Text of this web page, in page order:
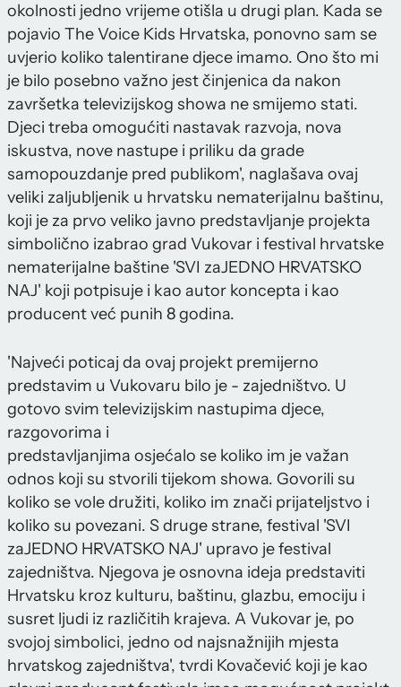
okolnosti jedno vrijeme otišla u drugi plan. Kada se
pojavio The Voice Kids Hrvatska, ponovno sam se
uvjerio koliko talentirane djece imamo. Ono što mi
je bilo posebno važno jest činjenica da nakon
završetka televizijskog showa ne smijemo stati.
Djeci treba omogućiti nastavak razvoja, nova
iskustva, nove nastupe i priliku da grade
samopouzdanje pred publikom', naglašava ovaj
veliki zaljubljenik u hrvatsku nematerijalnu baštinu,
koji je za prvo veliko javno predstavljanje projekta
simbolično izabrao grad Vukovar i festival hrvatske
nematerijalne baštine 'SVI zaJEDNO HRVATSKO
NAJ' koji potpisuje i kao autor koncepta i kao
producent već punih 8 godina.
'Najveći poticaj da ovaj projekt premijerno
predstavim u Vukovaru bilo je - zajedništvo. U
gotovo svim televizijskim nastupima djece,
razgovorima i
predstavljanjima osjećalo se koliko im je važan
odnos koji su stvorili tijekom showa. Govorili su
koliko se vole družiti, koliko im znači prijateljstvo i
koliko su povezani. S druge strane, festival 'SVI
zaJEDNO HRVATSKO NAJ' upravo je festival
zajedništva. Njegova je osnovna ideja predstaviti
Hrvatsku kroz kulturu, baštinu, glazbu, emociju i
susret ljudi iz različitih krajeva. A Vukovar je, po
svojoj simbolici, jedno od najsnažnijih mjesta
hrvatskog zajedništva', tvrdi Kovačević koji je kao